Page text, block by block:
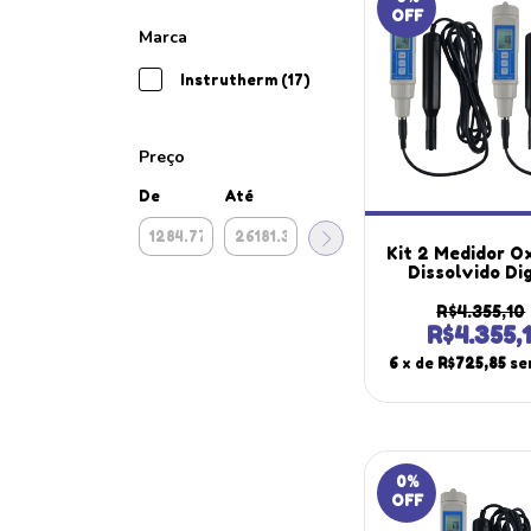
Marca
Instrutherm (17)
Preço
De Até
OFF
Kit 2 Medidor
Dissolvido
Memória Máx
920
Instrutherm
Solução
R$4.355,10
6 x de R$725,85
0%
OFF